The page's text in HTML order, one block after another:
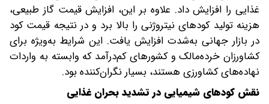
غذایی را افزایش داد. علاوه بر این، افزایش قیمت گاز طبیعی،
هزینه تولید کودهای نیتروژنی را بالا برد و در نتیجه قیمت کود
در بازار جهانی به‌شدت افزایش یافت. این شرایط به‌ویژه برای
کشاورزان خرده‌مالک و کشورهای کم‌درآمد که وابسته به واردات
نهاده‌های کشاورزی هستند، بسیار نگران‌کننده بود.
نقش کودهای شیمیایی در تشدید بحران غذایی